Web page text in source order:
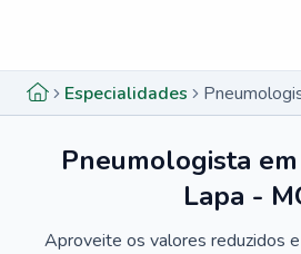
Especialidades
Pneumologista
Lapa -
Aproveite os valores reduzidos